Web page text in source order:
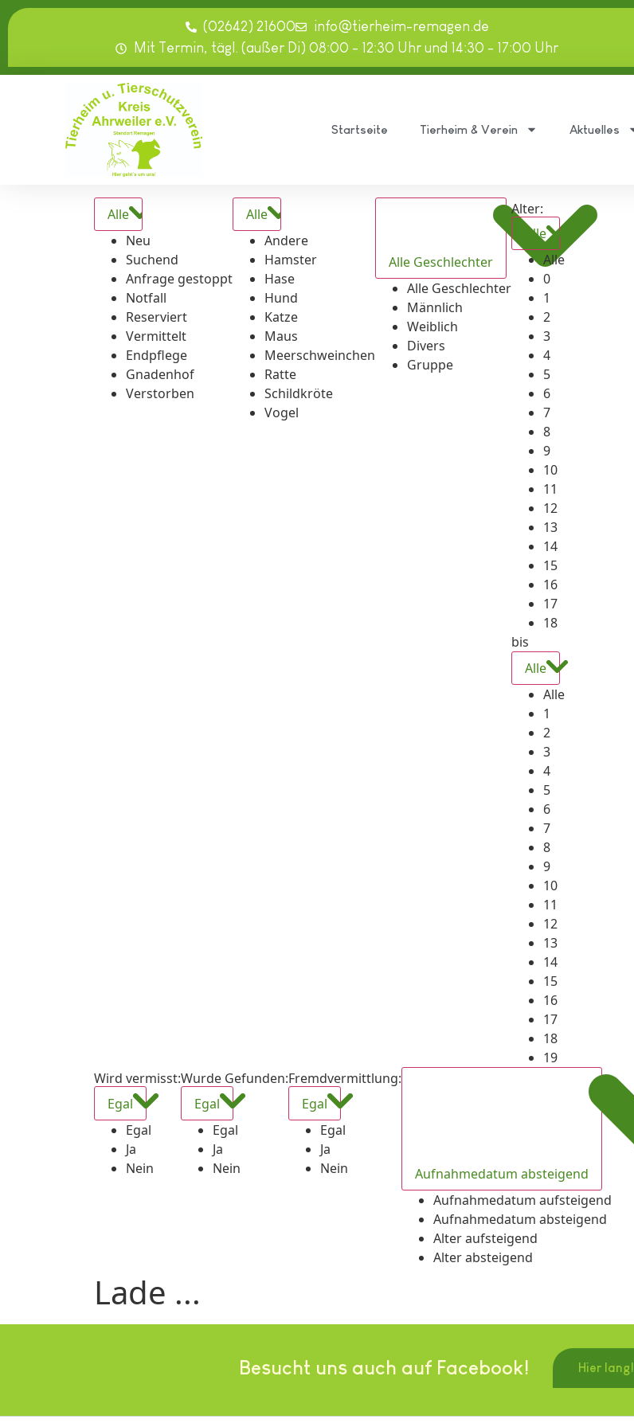
springen
(02642) 21600
info@tierheim-remagen.de
Mit Termin, tägl. (außer Di) 08:00 - 12:30 Uhr und 14:30 - 17:00 Uhr
Startseite Tierheim & Verein Aktuelles
Alle
Neu
Suchend
Anfrage gestoppt
Notfall
Reserviert
Vermittelt
Endpflege
Gnadenhof
Verstorben
Alle
Andere
Hamster
Hase
Hund
Katze
Maus
Meerschweinchen
Ratte
Schildkröte
Vogel
Alle Geschlechter
Alle Geschlechter
Männlich
Weiblich
Divers
Gruppe
Alter:
Alle
Alle
0
1
2
3
4
5
6
7
8
9
10
11
12
13
14
15
16
17
18
bis
Alle
Alle
1
2
3
4
5
6
7
8
9
10
11
12
13
14
15
16
17
18
19
Wird vermisst:
Egal
Egal
Ja
Nein
Wurde Gefunden:
Egal
Egal
Ja
Nein
Fremdvermittlung:
Egal
Egal
Ja
Nein
Aufnahmedatum absteigend
Aufnahmedatum aufsteigend
Aufnahmedatum absteigend
Alter aufsteigend
Alter absteigend
Lade ...
Besucht uns auch auf Facebook! Hier lang!